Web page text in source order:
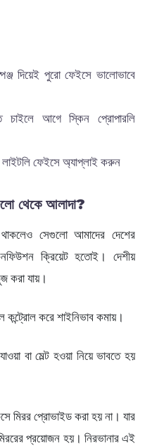
দিয়েই পুরো ফেইসে ভালোভাবে
চাইলে আগে স্কিন প্রোপারলি
লাইটলি ফেইসে অ্যাপ্লাই করুন
থেকে আলাদা?
সেগুলো আমাদের দেশের
ক্রিয়েট হতোই। দেশীয়
করা যায়।
কন্ট্রোল করে শাইনিভাব কমায়।
বা মেল্ট হওয়া নিয়ে ভাবতে হয়
মিরর প্রোভাইড করা হয় না। যার
প্রয়োজন হয়। নিরভানার এই